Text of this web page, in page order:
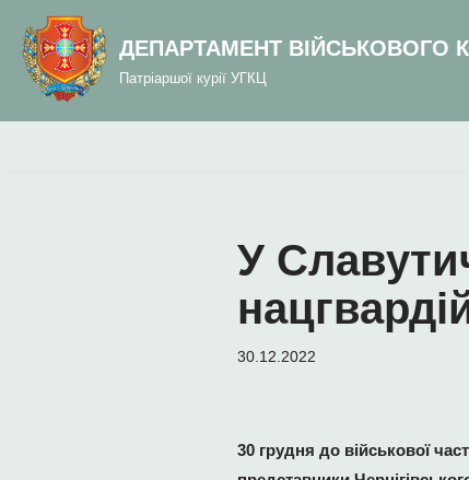
вмісту
Перейти
вмісту
ДЕПАРТАМЕНТ ВІЙСЬКОВОГО
Патріаршої курії УГКЦ
У
30.12.2022
30 грудня до військової